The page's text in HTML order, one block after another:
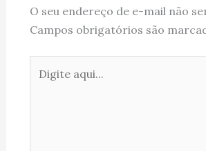
O seu endereço de e-mail não
Campos obrigatórios são
aqui...